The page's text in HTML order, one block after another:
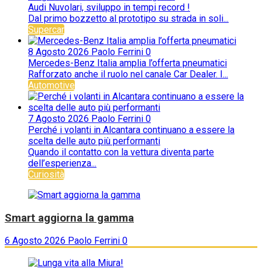
Audi Nuvolari, sviluppo in tempi record !
Dal primo bozzetto al prototipo su strada in soli...
Supercar
8 Agosto 2026 Paolo Ferrini 0
Mercedes-Benz Italia amplia l’offerta pneumatici
Rafforzato anche il ruolo nel canale Car Dealer. I...
Automotive
7 Agosto 2026 Paolo Ferrini 0
Perché i volanti in Alcantara continuano a essere la
scelta delle auto più performanti
Quando il contatto con la vettura diventa parte
dell’esperienza...
Curiosità
Smart aggiorna la gamma
6 Agosto 2026 Paolo Ferrini 0